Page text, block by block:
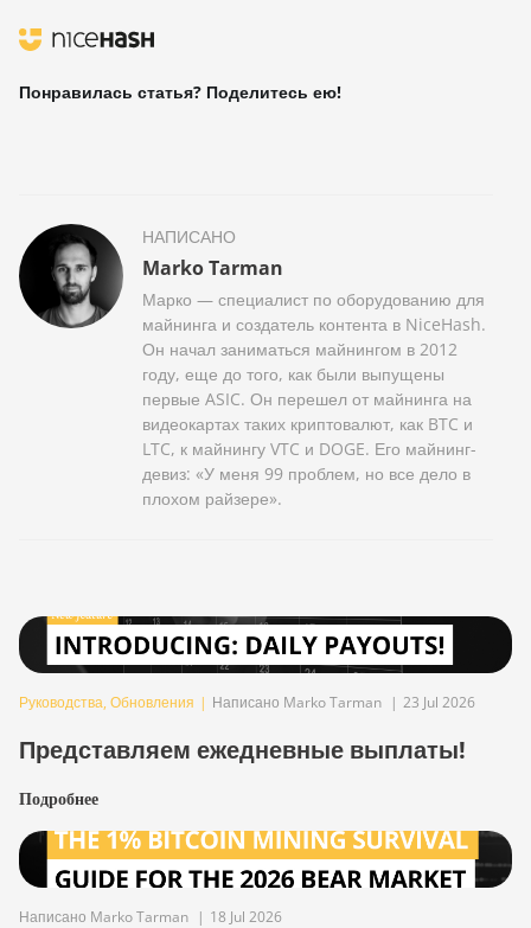
Понравилась статья? Поделитесь ею!
НАПИСАНО
Marko Tarman
Марко — специалист по оборудованию для
майнинга и создатель контента в NiceHash.
Он начал заниматься майнингом в 2012
году, еще до того, как были выпущены
первые ASIC. Он перешел от майнинга на
видеокартах таких криптовалют, как BTC и
LTC, к майнингу VTC и DOGE. Его майнинг-
девиз: «У меня 99 проблем, но все дело в
плохом райзере».
Руководства, Обновления | Написано Marko Tarman | 23 Jul 2026
Представляем ежедневные выплаты!
Подробнее
Написано Marko Tarman | 18 Jul 2026